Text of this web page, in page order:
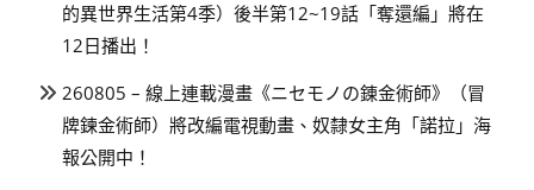
的異世界生活第4季）後半第12~19話「奪還編」將在
12日播出！
260805 – 線上連載漫畫《ニセモノの錬金術師》（冒
牌鍊金術師）將改編電視動畫、奴隸女主角「諾拉」海
報公開中！